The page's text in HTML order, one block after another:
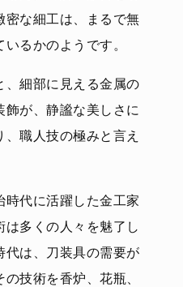
密な細工は、まるで無
るかのようです。
、細部に見える金属の
が、静謐な美しさに
職人技の極みと言え
時代に活躍した金工家
は多くの人々を魅了し
代は、刀装具の需要が
技術を香炉、花瓶、